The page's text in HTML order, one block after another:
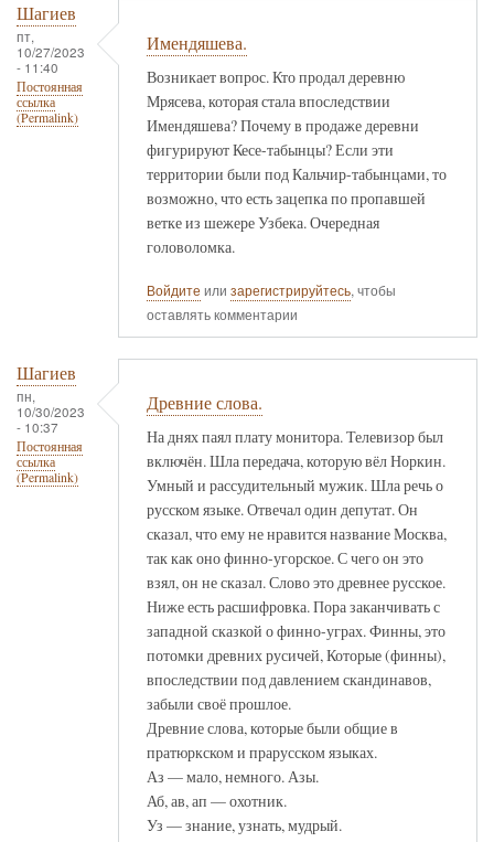
Шагиев
пт,
10/27/2023
- 11:40
Постоянная
ссылка
(Permalink)
Имендяшева.
Возникает вопрос. Кто продал деревню
Мрясева, которая стала впоследствии
Имендяшева? Почему в продаже деревни
фигурируют Кесе-табынцы? Если эти
территории были под Кальчир-табынцами, то
возможно, что есть зацепка по пропавшей
ветке из шежере Узбека. Очередная
головоломка.
Войдите или зарегистрируйтесь, чтобы
оставлять комментарии
Шагиев
пн,
10/30/2023
- 10:37
Постоянная
ссылка
(Permalink)
Древние слова.
На днях паял плату монитора. Телевизор был
включён. Шла передача, которую вёл Норкин.
Умный и рассудительный мужик. Шла речь о
русском языке. Отвечал один депутат. Он
сказал, что ему не нравится название Москва,
так как оно финно-угорское. С чего он это
взял, он не сказал. Слово это древнее русское.
Ниже есть расшифровка. Пора заканчивать с
западной сказкой о финно-уграх. Финны, это
потомки древних русичей, Которые (финны),
впоследствии под давлением скандинавов,
забыли своё прошлое.
Древние слова, которые были общие в
пратюркском и прарусском языках.
Аз — мало, немного. Азы.
Аб, ав, ап — охотник.
Уз — знание, узнать, мудрый.